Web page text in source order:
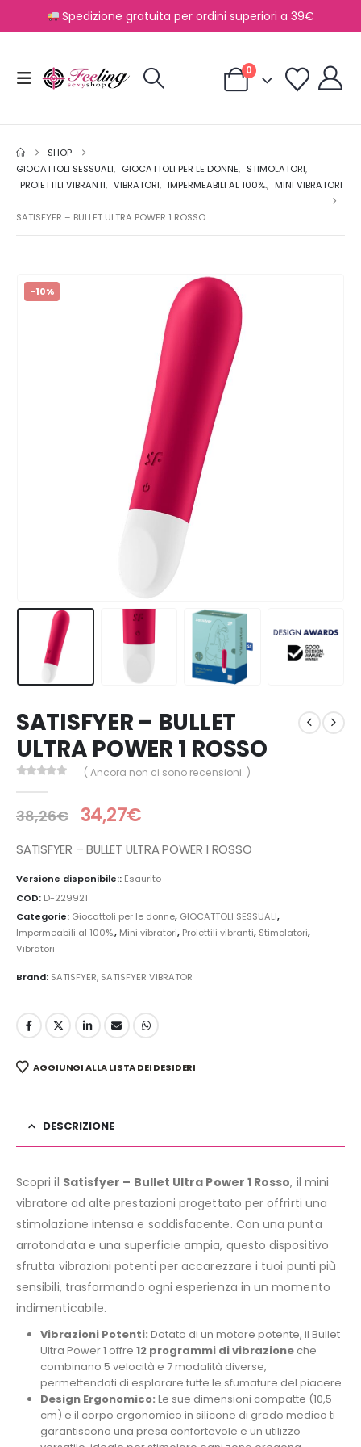
Spedizione gratuita per ordini superiori a 39€
0
SHOP
GIOCATTOLI SESSUALI, GIOCATTOLI PER LE DONNE, STIMOLATORI,
PROIETTILI VIBRANTI, VIBRATORI, IMPERMEABILI AL 100%., MINI VIBRATORI
SATISFYER – BULLET ULTRA POWER 1 ROSSO
-10%
SATISFYER – BULLET
ULTRA POWER 1 ROSSO
( Ancora non ci sono recensioni. )
38,26€ 34,27€
SATISFYER – BULLET ULTRA POWER 1 ROSSO
Versione disponibile:: Esaurito
COD: D-229921
Categorie: Giocattoli per le donne, GIOCATTOLI SESSUALI,
Impermeabili al 100%., Mini vibratori, Proiettili vibranti, Stimolatori,
Vibratori
Brand: SATISFYER, SATISFYER VIBRATOR
AGGIUNGI ALLA LISTA DEI DESIDERI
DESCRIZIONE
Scopri il Satisfyer – Bullet Ultra Power 1 Rosso, il mini
vibratore ad alte prestazioni progettato per offrirti una
stimolazione intensa e soddisfacente. Con una punta
arrotondata e una superficie ampia, questo dispositivo
sfrutta vibrazioni potenti per accarezzare i tuoi punti più
sensibili, trasformando ogni esperienza in un momento
indimenticabile.
Vibrazioni Potenti: Dotato di un motore potente, il Bullet
Ultra Power 1 offre 12 programmi di vibrazioneche
combinano 5 velocità e 7 modalità diverse,
permettendoti di esplorare tutte le sfumature del piacere.
Design Ergonomico: Le sue dimensioni compatte (10,5
cm) e il corpo ergonomico in silicone di grado medico ti
garantiscono una presa confortevole e un utilizzo